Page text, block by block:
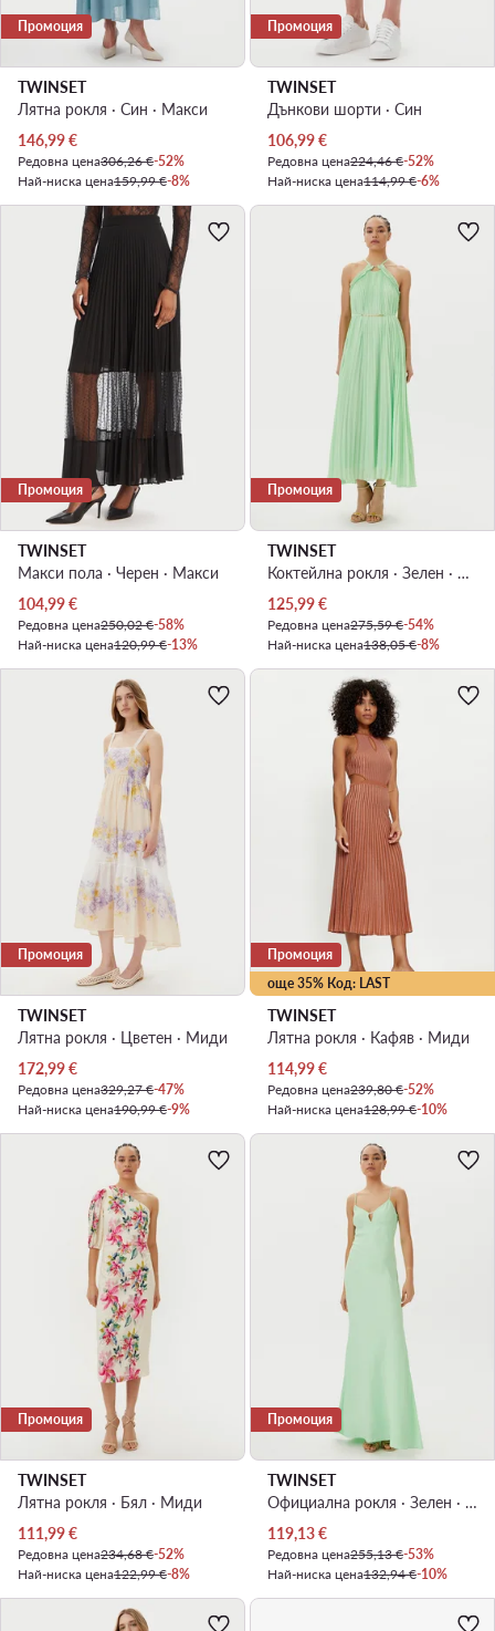
Промоция
TWINSET
Лятна рокля · Син · Макси
Актуална цена
146,99€
Редовна цена306,26 €-52%
Най-ниска цена159,99 €-8%
Промоция
TWINSET
Дънкови шорти · Син
Актуална цена
106,99€
Редовна цена224,46 €-52%
Най-ниска цена114,99 €-6%
Промоция
TWINSET
Макси пола · Черен · Макси
Актуална цена
104,99€
Редовна цена250,02 €-58%
Най-ниска цена120,99 €-13%
Промоция
TWINSET
Коктейлна рокля · Зелен · Миди
Актуална цена
125,99€
Редовна цена275,59 €-54%
Най-ниска цена138,05 €-8%
Промоция
TWINSET
Лятна рокля · Цветен · Миди
Актуална цена
172,99€
Редовна цена329,27 €-47%
Най-ниска цена190,99 €-9%
още 35% Код: LAST
Промоция
TWINSET
Лятна рокля · Кафяв · Миди
Актуална цена
114,99€
Редовна цена239,80 €-52%
Най-ниска цена128,99 €-10%
Промоция
TWINSET
Лятна рокля · Бял · Миди
Актуална цена
111,99€
Редовна цена234,68 €-52%
Най-ниска цена122,99 €-8%
Промоция
TWINSET
Официална рокля · Зелен · Макси
Актуална цена
119,13€
Редовна цена255,13 €-53%
Най-ниска цена132,94 €-10%